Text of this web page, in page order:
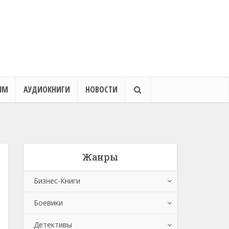
АУДИОКНИГИ НОВОСТИ
Жанры
Бизнес-Книги
Банковское дело
Бухучет, налогообложение, аудит
Боевики
Боевики: Прочее
Детективы